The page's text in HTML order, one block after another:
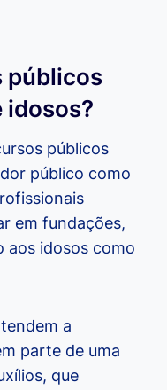
públicos
idosos?
públicos
público como
em fundações,
aos idosos como
a
parte de uma
que